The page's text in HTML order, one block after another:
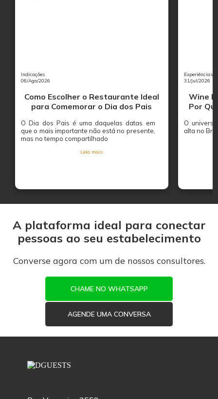
Indicações
06/Ago/2026
Como Escolher o Restaurante Ideal
para Comemorar o Dia dos Pais
O Dia dos Pais é uma daquelas datas em
que o mais importante não está no presente,
mas no tempo compartilhado
Leia mais
Experiências
31/Jul/2026
Wine
Por
O
alta no
A plataforma ideal para conectar
pessoas ao seu estabelecimento
Converse agora com um de nossos consultores.
CHAME NO WHATSAPP
AGENDE UMA CONVERSA